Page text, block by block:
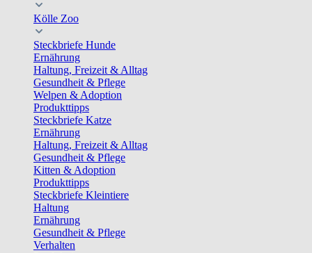
Kölle Zoo
Steckbriefe Hunde
Ernährung
Haltung, Freizeit & Alltag
Gesundheit & Pflege
Welpen & Adoption
Produkttipps
Steckbriefe Katze
Ernährung
Haltung, Freizeit & Alltag
Gesundheit & Pflege
Kitten & Adoption
Produkttipps
Steckbriefe Kleintiere
Haltung
Ernährung
Gesundheit & Pflege
Verhalten